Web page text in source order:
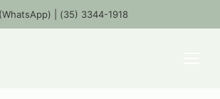
| (35) 3344-1918